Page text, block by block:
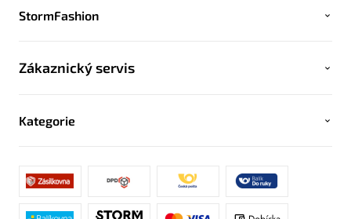
StormFashion
Zákaznický servis
Kategorie